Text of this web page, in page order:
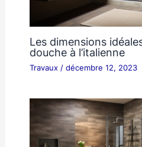
Les dimensions
douche à l’italienne
Travaux/ décembre 12, 2023